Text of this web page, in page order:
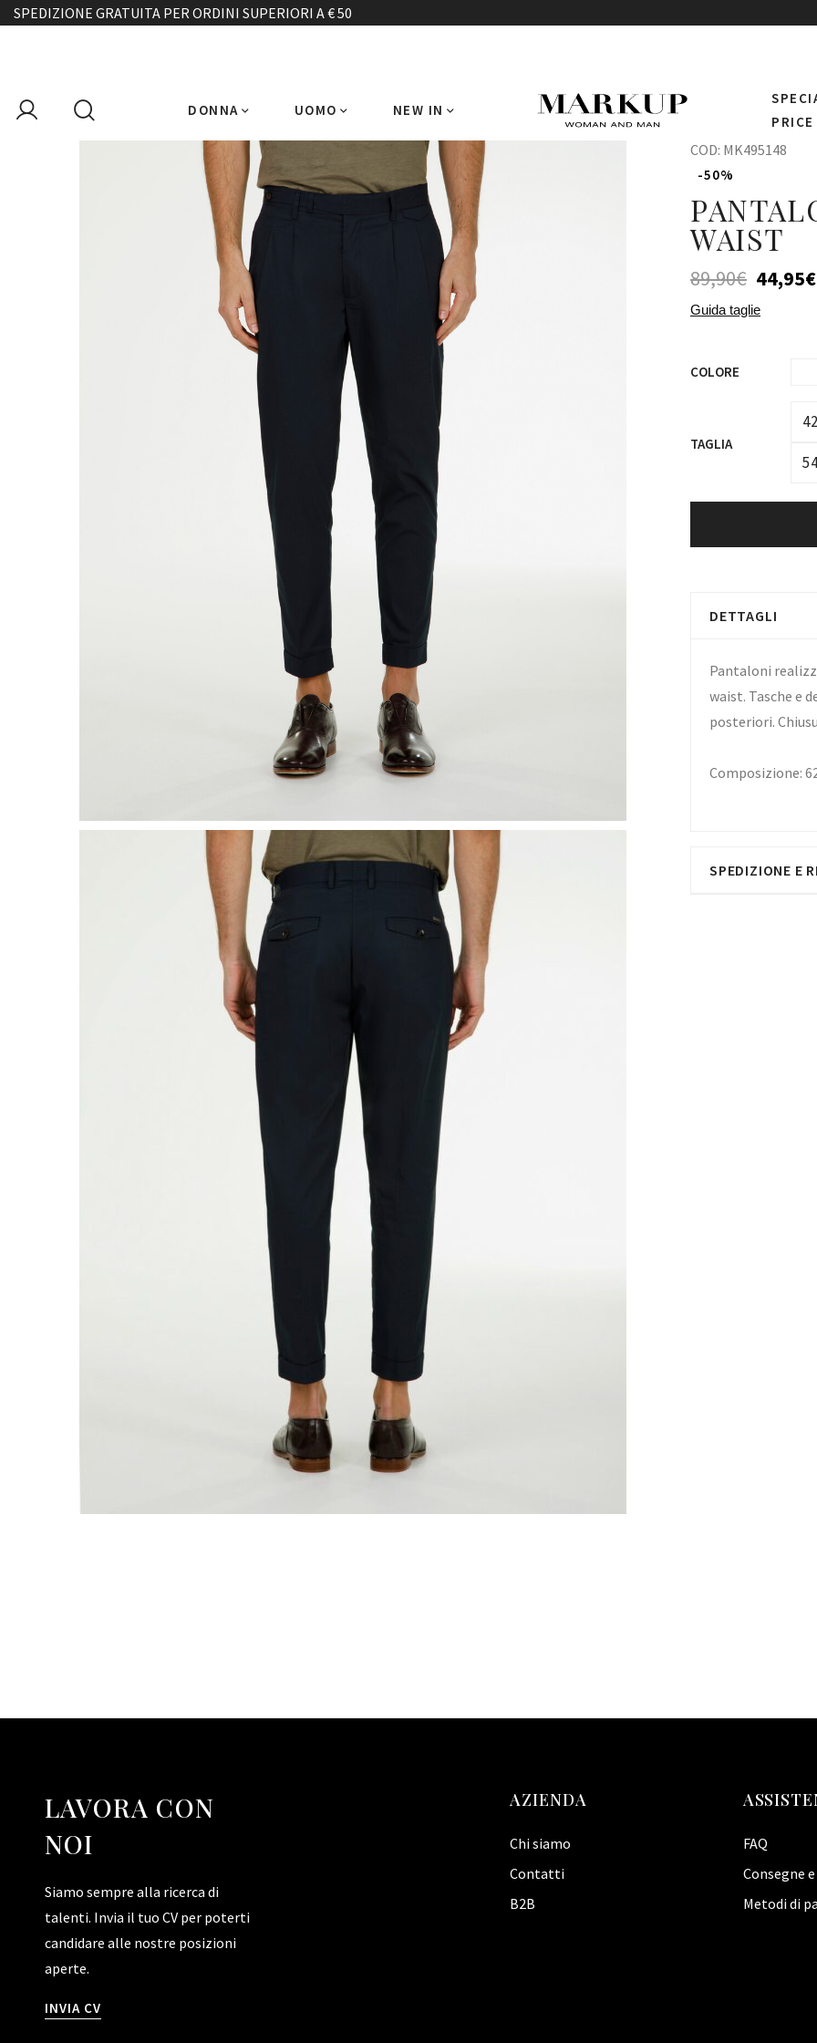
SPEDIZIONE GRATUITA PER ORDINI SUPERIORI A € 50
DONNA UOMO NEW IN
PRICE
COD: MK495148
-50%
WAIST
89,90€ 44,95€
Guida taglie
COLORE
TAGLIA
DETTAGLI
Pantaloni
waist. Tasche e
posteriori.
Composizione:
SPEDIZIONE E
LAVORA CON
NOI
Siamo sempre alla ricerca di
talenti. Invia il tuo CV per poterti
candidare alle nostre posizioni
aperte.
INVIA CV
AZIENDA
Chi siamo
Contatti
B2B
FAQ
Consegne
Metodi di